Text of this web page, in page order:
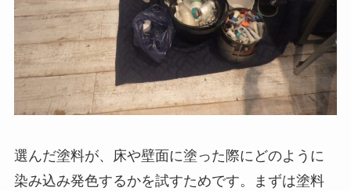
選んだ塗料が、床や壁面に塗った際にどのように
染み込み発色するかを試すためです。まずは塗料